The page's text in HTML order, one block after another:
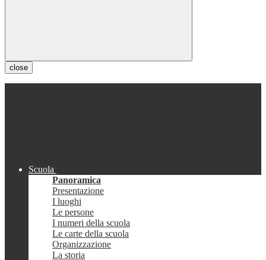
close
Scuola
Panoramica
Presentazione
I luoghi
Le persone
I numeri della scuola
Le carte della scuola
Organizzazione
La storia